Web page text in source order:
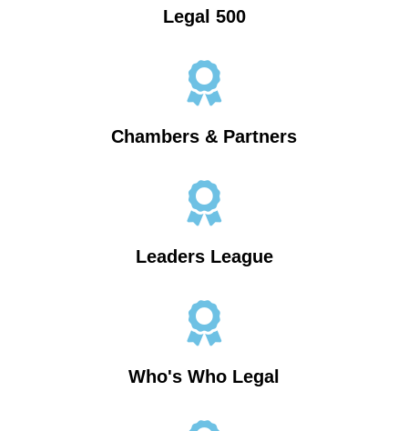
Legal 500
Chambers & Partners
Leaders League
Who's Who Legal